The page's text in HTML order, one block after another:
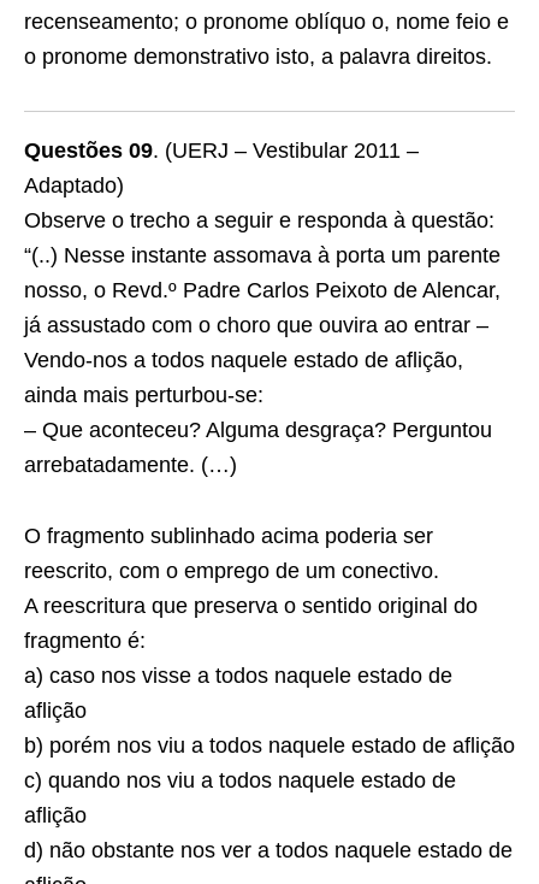
recenseamento; o pronome oblíquo o, nome feio e
o pronome demonstrativo isto, a palavra direitos.
Questões 09. (UERJ – Vestibular 2011 –
Adaptado)
Observe o trecho a seguir e responda à questão:
“(..) Nesse instante assomava à porta um parente
nosso, o Revd.º Padre Carlos Peixoto de Alencar,
já assustado com o choro que ouvira ao entrar –
Vendo-nos a todos naquele estado de aflição,
ainda mais perturbou-se:
– Que aconteceu? Alguma desgraça? Perguntou
arrebatadamente. (…)
O fragmento sublinhado acima poderia ser
reescrito, com o emprego de um conectivo.
A reescritura que preserva o sentido original do
fragmento é:
a) caso nos visse a todos naquele estado de
aflição
b) porém nos viu a todos naquele estado de aflição
c) quando nos viu a todos naquele estado de
aflição
d) não obstante nos ver a todos naquele estado de